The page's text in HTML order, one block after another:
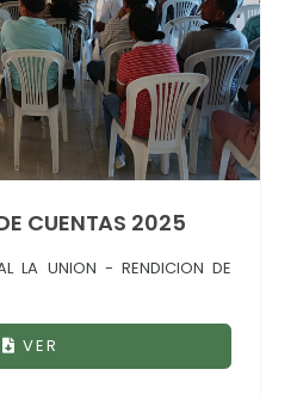
CUENTAS 2025
LA UNION - RENDICION DE
VER